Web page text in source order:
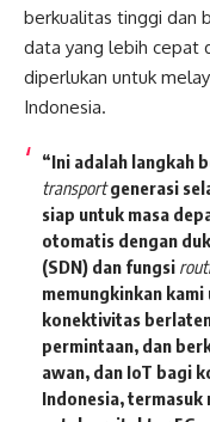
berkualitas tinggi dan
data yang lebih cepat
diperlukan untuk
Indonesia.
“Ini adalah langkah
transportgenerasi
siap untuk masa
otomatis dengan
(SDN) dan fungsi
memungkinkan
konektivitas
permintaan, dan
awan, dan IoT bagi
Indonesia, termasuk